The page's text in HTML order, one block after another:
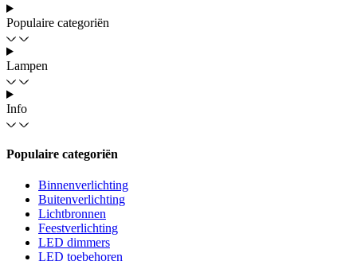
Populaire categoriën
Lampen
Info
Populaire categoriën
Binnenverlichting
Buitenverlichting
Lichtbronnen
Feestverlichting
LED dimmers
LED toebehoren